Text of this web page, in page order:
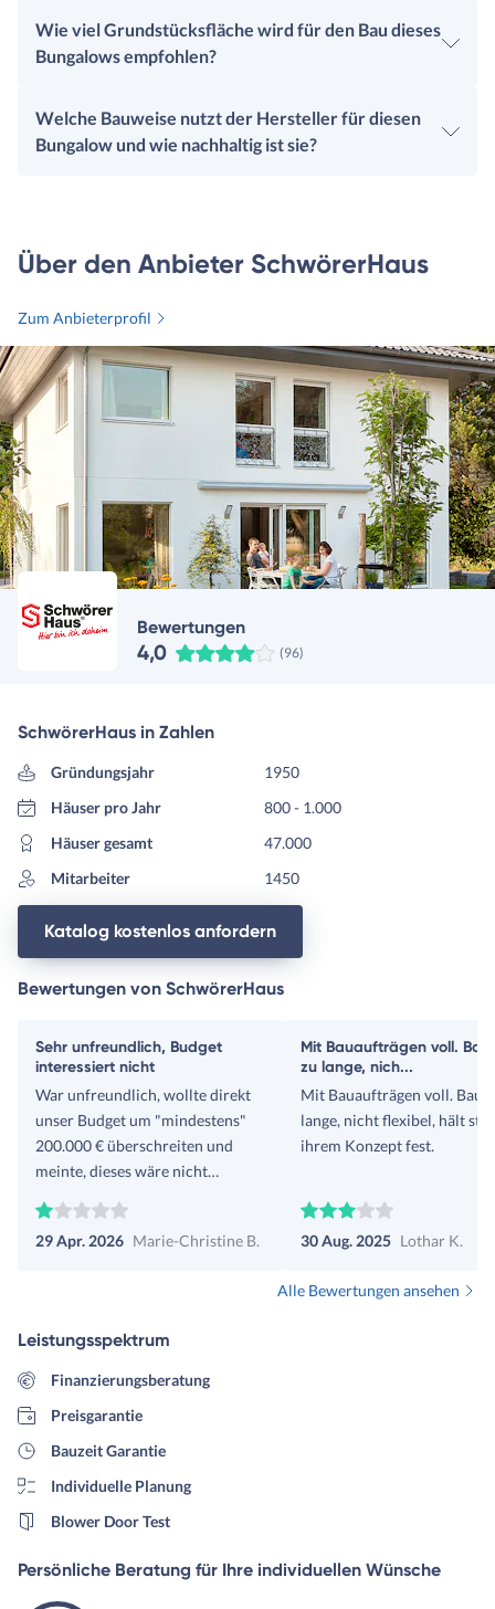
Wie viel Grundstücksfläche wird für den Bau dieses
Bungalows empfohlen?
Welche Bauweise nutzt der Hersteller für diesen
Bungalow und wie nachhaltig ist sie?
Über den Anbieter SchwörerHaus
Zum Anbieterprofil
Bewertungen
4,0 (96)
SchwörerHaus in Zahlen
Gründungsjahr
1950
Häuser pro Jahr
800 - 1.000
Häuser gesamt
47.000
Mitarbeiter
1450
Katalog kostenlos anfordern
Bewertungen von SchwörerHaus
Sehr unfreundlich, Budget
interessiert nicht
War unfreundlich, wollte direkt
unser Budget um "mindestens"
200.000 € überschreiten und
meinte, dieses wäre nicht
Firmen halten unser gesetztes
Budget weitestgehend ein.
29 Apr. 2026 Marie-Christine B.
Mit Bauaufträgen voll.
zu lange, nich...
Mit Bauaufträgen voll.
lange, nicht flexibel, hält
ihrem Konzept fest.
30 Aug. 2025 Lothar K.
Alle Bewertungen ansehen
Leistungsspektrum
Finanzierungsberatung
Preisgarantie
Bauzeit Garantie
Individuelle Planung
Blower Door Test
Persönliche Beratung für Ihre individuellen Wünsche